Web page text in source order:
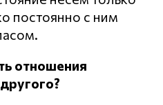
постоянно с ним
отношения